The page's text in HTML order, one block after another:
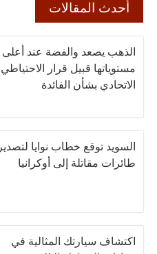
أحدث المقالات
الذهب يصعد والفضة عند أعلى
مستوياتها قبيل قرار الاحتياطي
الاتحادي بشأن الفائدة
السويد توقع خطاب نوايا لتصدير
طائرات مقاتلة إلى أوكرانيا
اكتشاف سيارتك المثالية في